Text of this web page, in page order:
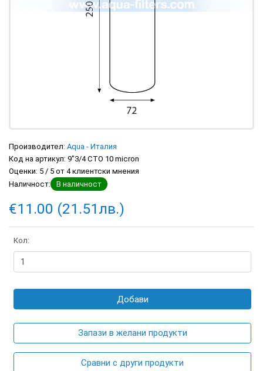
Производител: Aqua - Италия
Код на артикул: 9"3/4 CTO 10 micron
Оценки: 5 / 5 от 4клиентски мнения
Наличност:
В наличност
€11.00 (21.51лв.)
Кол:
Добави
Запази в желани продукти
Сравни с други продукти